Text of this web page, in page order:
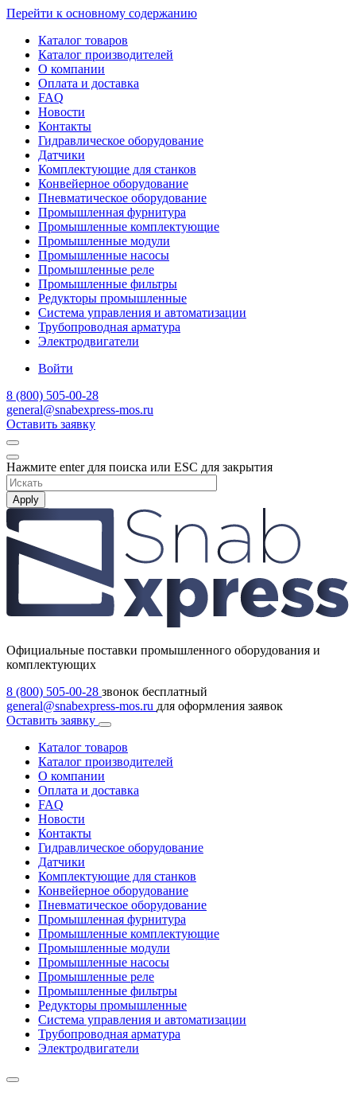
Перейти к основному содержанию
Каталог товаров
Каталог производителей
О компании
Оплата и доставка
FAQ
Новости
Контакты
Гидравлическое оборудование
Датчики
Комплектующие для станков
Конвейерное оборудование
Пневматическое оборудование
Промышленная фурнитура
Промышленные комплектующие
Промышленные модули
Промышленные насосы
Промышленные реле
Промышленные фильтры
Редукторы промышленные
Система управления и автоматизации
Трубопроводная арматура
Электродвигатели
Войти
8 (800) 505-00-28
general@snabexpress-mos.ru
Оставить заявку
Нажмите enter для поиска или ESC для закрытия
Apply
Официальные поставки промышленного оборудования и
комплектующих
8 (800) 505-00-28 звонок бесплатный
general@snabexpress-mos.ru для оформления заявок
Оставить заявку
Каталог товаров
Каталог производителей
О компании
Оплата и доставка
FAQ
Новости
Контакты
Гидравлическое оборудование
Датчики
Комплектующие для станков
Конвейерное оборудование
Пневматическое оборудование
Промышленная фурнитура
Промышленные комплектующие
Промышленные модули
Промышленные насосы
Промышленные реле
Промышленные фильтры
Редукторы промышленные
Система управления и автоматизации
Трубопроводная арматура
Электродвигатели